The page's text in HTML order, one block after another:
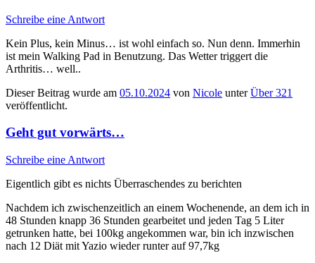
Schreibe eine Antwort
Kein Plus, kein Minus… ist wohl einfach so. Nun denn. Immerhin
ist mein Walking Pad in Benutzung. Das Wetter triggert die
Arthritis… well..
Dieser Beitrag wurde am 05.10.2024 von Nicole unterÜber 321
veröffentlicht.
Geht gut vorwärts…
Schreibe eine Antwort
Eigentlich gibt es nichts Überraschendes zu berichten
Nachdem ich zwischenzeitlich an einem Wochenende, an dem ich in
48 Stunden knapp 36 Stunden gearbeitet und jeden Tag 5 Liter
getrunken hatte, bei 100kg angekommen war, bin ich inzwischen
nach 12 Diät mit Yazio wieder runter auf 97,7kg